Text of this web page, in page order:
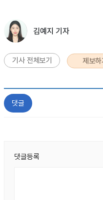
김예지 기자
기사 전체보기 제보하
댓글
댓글등록